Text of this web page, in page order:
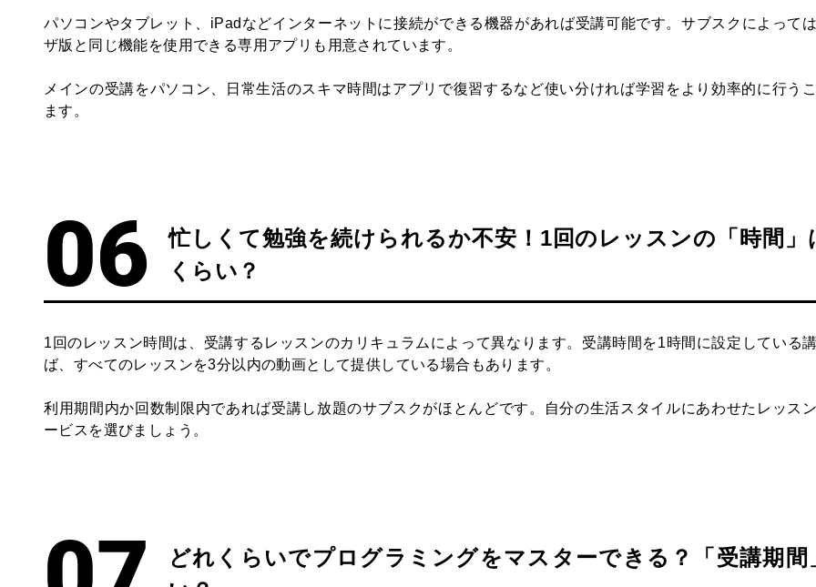
パソコンやタブレット、iPadなどインターネットに接続ができる機器があれば受講可能です。サブスクによって
ザ版と同じ機能を使用できる専用アプリも用意されています。
メインの受講をパソコン、日常生活のスキマ時間はアプリで復習するなど使い分ければ学習をより効率的に行う
ます。
忙しくて勉強を続けられるか不安！1回のレッスンの「時間」
くらい？
1回のレッスン時間は、受講するレッスンのカリキュラムによって異なります。受講時間を1時間に設定している
ば、すべてのレッスンを3分以内の動画として提供している場合もあります。
利用期間内か回数制限内であれば受講し放題のサブスクがほとんどです。自分の生活スタイルにあわせたレッス
ービスを選びましょう。
どれくらいでプログラミングをマスターできる？「受講期間